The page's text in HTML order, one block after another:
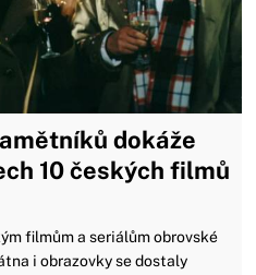
dokáže
10 českých filmů
filmům a seriálům obrovské
i obrazovky se dostaly